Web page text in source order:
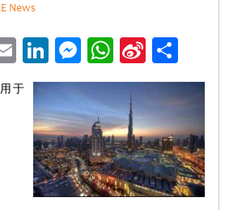
News
EmailLinkedIn
Messenger
WhatsApp
Sina
Weibo
享
于